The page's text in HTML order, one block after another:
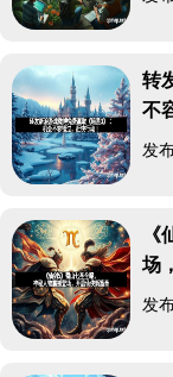
转
不
发
场
发